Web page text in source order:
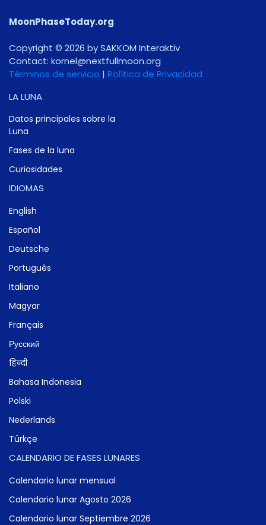
MoonPhaseToday.org
Copyright © 2026 by SAKKOM Interaktiv
Contact: gro.noomlluftxen@lenrok
Términos de servicio | Política de Privacidad
LA LUNA
Datos principales sobre la
Luna
Fases de la luna
Curiosidades
IDIOMAS
English
Español
Deutsche
Português
Italiano
Magyar
Français
Русский
हिन्दी
Bahasa Indonesia
Polski
Nederlands
Türkçe
CALENDARIO DE FASES LUNARES
Calendario lunar mensual
Calendario lunar Agosto 2026
Calendario lunar Septiembre 2026